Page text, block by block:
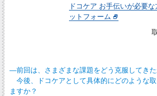
ドコケア お手伝いが必要
ットフォーム
―前回は、さまざまな課題をどう克服してきた
今後、ドコケアとして具体的にどのような
ますか？